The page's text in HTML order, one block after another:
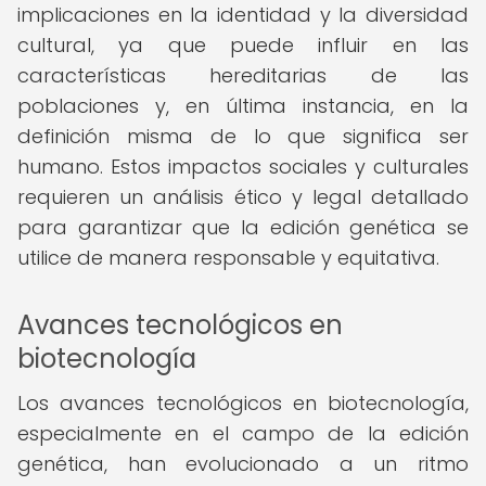
implicaciones en la identidad y la diversidad
cultural, ya que puede influir en las
características hereditarias de las
poblaciones y, en última instancia, en la
definición misma de lo que significa ser
humano. Estos impactos sociales y culturales
requieren un análisis ético y legal detallado
para garantizar que la edición genética se
utilice de manera responsable y equitativa.
Avances tecnológicos en
biotecnología
Los avances tecnológicos en biotecnología,
especialmente en el campo de la edición
genética, han evolucionado a un ritmo